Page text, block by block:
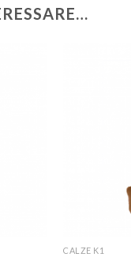
CALZE K1